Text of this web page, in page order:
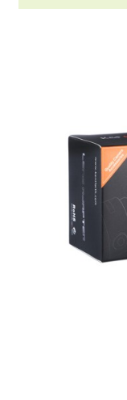
Sample Page
Zamówienia